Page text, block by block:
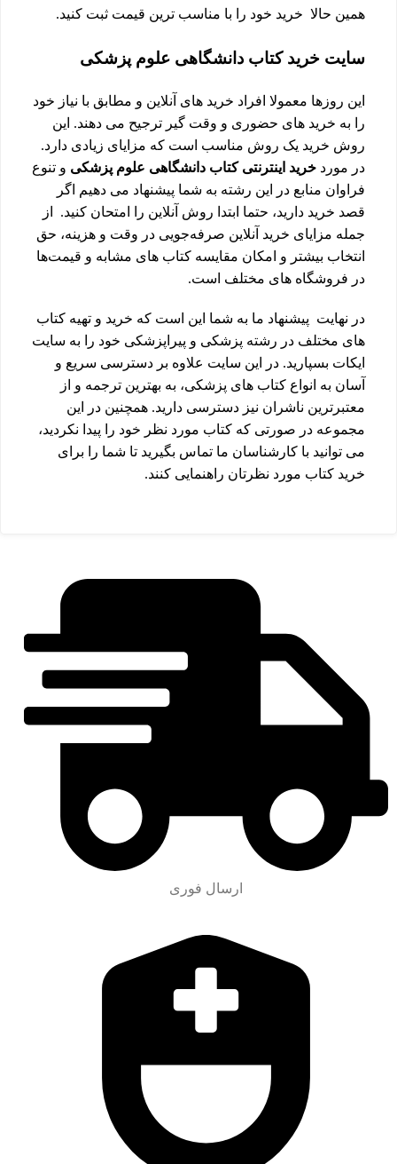
همین حالا خرید خود را با مناسب ترین قیمت ثبت کنید.
سایت خرید کتاب دانشگاهی علوم پزشکی
این روزها معمولا افراد خرید های آنلاین و مطابق با نیاز خود
را به خرید های حضوری و وقت گیر ترجیح می دهند. این
روش خرید یک روش مناسب است که مزایای زیادی دارد.
در مورد خرید اینترنتی کتاب دانشگاهی علوم پزشکی و تنوع
فراوان منابع در این رشته به شما پیشنهاد می دهیم اگر
قصد خرید دارید، حتما ابتدا روش آنلاین را امتحان کنید. از
جمله مزایای خرید آنلاین صرفه‌جویی در وقت و هزینه، حق
انتخاب بیشتر و امکان مقایسه کتاب های مشابه و قیمت‌ها
در فروشگاه ‌های مختلف است.
در نهایت پیشنهاد ما به شما این است که خرید و تهیه کتاب
های مختلف در رشته پزشکی و پیراپزشکی خود را به سایت
ایکات بسپارید. در این سایت علاوه بر دسترسی سریع و
آسان به انواع کتاب های پزشکی، به بهترین ترجمه و از
معتبرترین ناشران نیز دسترسی دارید. همچنین در این
مجموعه در صورتی که کتاب مورد نظر خود را پیدا نکردید،
می توانید با کارشناسان ما تماس بگیرید تا شما را برای
خرید کتاب مورد نظرتان راهنمایی کنند.
ارسال فوری